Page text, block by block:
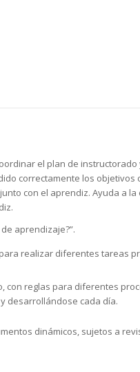
el plan de instructorado
correctamente los objetivos
con el aprendiz. Ayuda a
aprendizaje?”.
realizar diferentes tareas
reglas para diferentes
desarrollándose cada día.
dinámicos, sujetos a